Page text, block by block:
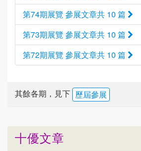
第74期展覽 參展文章共 10 篇
第73期展覽 參展文章共 10 篇
第72期展覽 參展文章共 10 篇
其餘各期，見下 歷屆參展
十優文章